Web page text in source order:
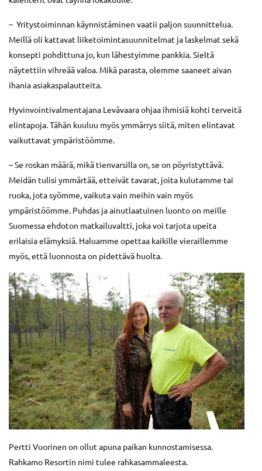
– Yritystoiminnan käynnistäminen vaatii paljon suunnittelua.
Meillä oli kattavat liiketoimintasuunnitelmat ja laskelmat sekä
konsepti pohdittuna jo, kun lähestyimme pankkia. Sieltä
näytettiin vihreää valoa. Mikä parasta, olemme saaneet aivan
ihania asiakaspalautteita.
Hyvinvointivalmentajana Levävaara ohjaa ihmisiä kohti terveitä
elintapoja. Tähän kuuluu myös ymmärrys siitä, miten elintavat
vaikuttavat ympäristöömme.
– Se roskan määrä, mikä tienvarsilla on, se on pöyristyttävä.
Meidän tulisi ymmärtää, etteivät tavarat, joita kulutamme tai
ruoka, jota syömme, vaikuta vain meihin vain myös
ympäristöömme. Puhdas ja ainutlaatuinen luonto on meille
Suomessa ehdoton matkailuvaltti, joka voi tarjota upeita
erilaisia elämyksiä. Haluamme opettaa kaikille vieraillemme
myös, että luonnosta on pidettävä huolta.
Pertti Vuorinen on ollut apuna paikan kunnostamisessa.
Rahkamo Resortin nimi tulee rahkasammaleesta.